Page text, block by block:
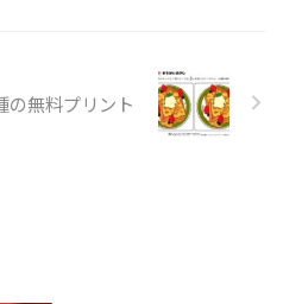
の無料プリント